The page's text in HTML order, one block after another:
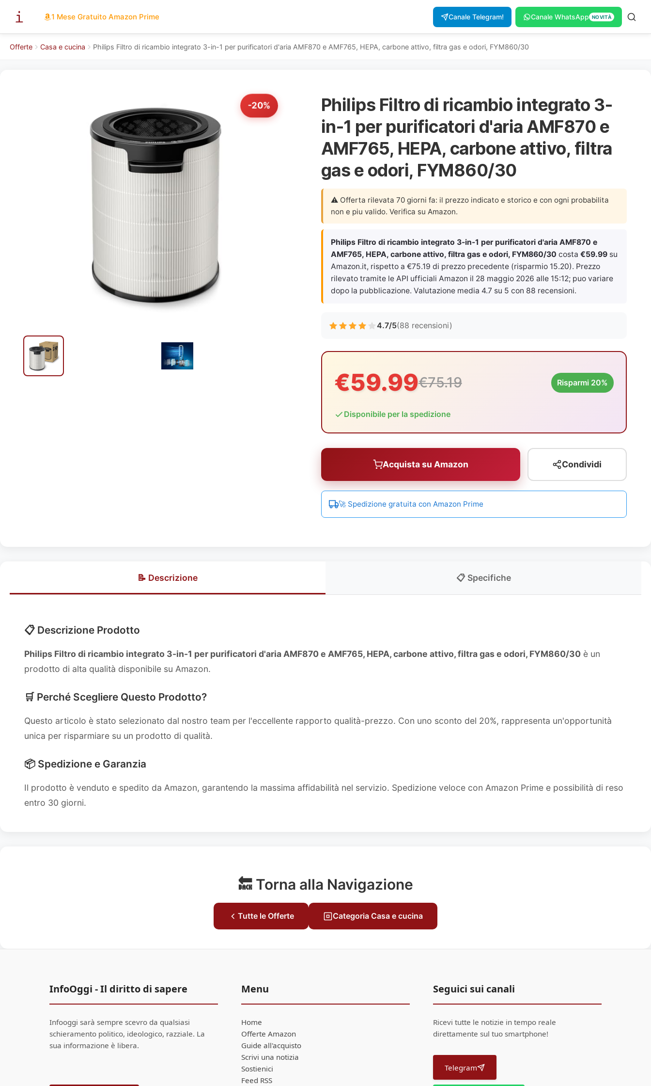
1 Mese Gratuito Amazon Prime Canale Telegram! Canale WhatsApp NOVITÀ
Offerte Casa e cucina Philips Filtro di ricambio integrato 3-in-1 per purificatori d'aria AMF870 e AMF765, HEPA, carbone attivo, filtra gas e odori, FYM860/30
-20%
Philips Filtro di ricambio integrato 3-
in-1 per purificatori d'aria AMF870 e
AMF765, HEPA, carbone attivo, filtra
gas e odori, FYM860/30
⚠️ Offerta rilevata 70 giorni fa: il prezzo indicato e storico e con ogni probabilita
non e piu valido. Verifica su Amazon.
Philips Filtro di ricambio integrato 3-in-1 per purificatori d'aria AMF870 e
AMF765, HEPA, carbone attivo, filtra gas e odori, FYM860/30 costa €59.99su
Amazon.it, rispetto a €75.19 di prezzo precedente (risparmio 15.20). Prezzo
rilevato tramite le API ufficiali Amazon il 28 maggio 2026 alle 15:12; puo variare
dopo la pubblicazione. Valutazione media 4.7 su 5 con 88 recensioni.
4.7/5(88 recensioni)
€59.99€75.19 Risparmi 20%
Disponibile per la spedizione
Acquista su Amazon Condividi
🚀 Spedizione gratuita con Amazon Prime
📝 Descrizione 📋 Specifiche
📋 Descrizione Prodotto
Philips Filtro di ricambio integrato 3-in-1 per purificatori d'aria AMF870 e AMF765, HEPA, carbone attivo, filtra gas e odori, FYM860/30 è un
prodotto di alta qualità disponibile su Amazon.
🛒 Perché Scegliere Questo Prodotto?
Questo articolo è stato selezionato dal nostro team per l'eccellente rapporto qualità-prezzo. Con uno sconto del 20%, rappresenta un'opportunità
unica per risparmiare su un prodotto di qualità.
📦 Spedizione e Garanzia
Il prodotto è venduto e spedito da Amazon, garantendo la massima affidabilità nel servizio. Spedizione veloce con Amazon Prime e possibilità di reso
entro 30 giorni.
🔙 Torna alla Navigazione
Tutte le Offerte Categoria Casa e cucina
InfoOggi - Il diritto di sapere
Infooggi sarà sempre scevro da qualsiasi
schieramento politico, ideologico, razziale. La
sua informazione è libera.
Menu
Home
Offerte Amazon
Guide all'acquisto
Scrivi una notizia
Sostienici
Feed RSS
Seguici sui canali
Ricevi tutte le notizie in tempo reale
direttamente sul tuo smartphone!
Telegram